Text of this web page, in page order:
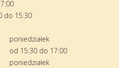
do 15:30
poniedziałek
od 15:30 do 17:00
poniedziałek